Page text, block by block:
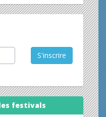
S'inscrire
festivals